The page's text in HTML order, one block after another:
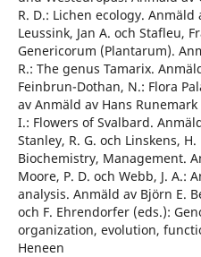
R. D.: Lichen ecology.
Leussink, Jan A. och Stafleu,
Genericorum (Plantarum).
R.: The genus Tamarix.
Feinbrun-Dothan, N.: Flora
av Anmäld av Hans
I.: Flowers of Svalbard.
Stanley, R. G. och Linskens,
Biochemistry, Management.
Moore, P. D. och Webb, J.
analysis. Anmäld av Björn E.
och F. Ehrendorfer (eds.):
organization, evolution,
Heneen